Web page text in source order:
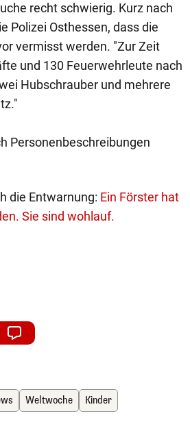
recht schwierig. Kurz nach
Polizei Osthessen, dass die
vermisst werden. "Zur Zeit
und 130 Feuerwehrleute nach
Hubschrauber und mehrere
Personenbeschreibungen
die Entwarnung: Ein Förster hat
Sie sind wohlauf.
Weltwoche Kinder